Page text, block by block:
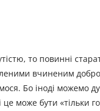
то повинні
вчиненим
Бо іноді можемо
може бути «тільки